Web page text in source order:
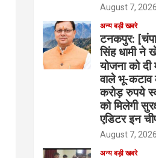
August 7, 2026
अन्य बड़ी खबरे
टनकपुर:
सिंह धामी ने
योजना को दी
वाले भू-
करोड़ रुपये
को मिलेगी
एडिटर इन
August 7, 2026
अन्य बड़ी खबरे